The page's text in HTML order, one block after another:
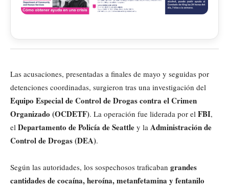
Las acusaciones, presentadas a finales de mayo y seguidas por
detenciones coordinadas, surgieron tras una investigación del
Equipo Especial de Control de Drogas contra el Crimen
Organizado (OCDETF). La operación fue liderada por el FBI,
el Departamento de Policía de Seattle y la Administración de
Control de Drogas (DEA).
Según las autoridades, los sospechosos traficaban grandes
cantidades de cocaína, heroína, metanfetamina y fentanilo